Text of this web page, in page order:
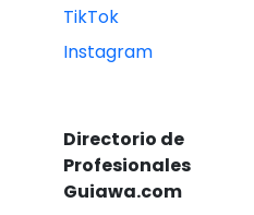
TikTok
Instagram
Directorio de
Profesionales
Guiawa.com